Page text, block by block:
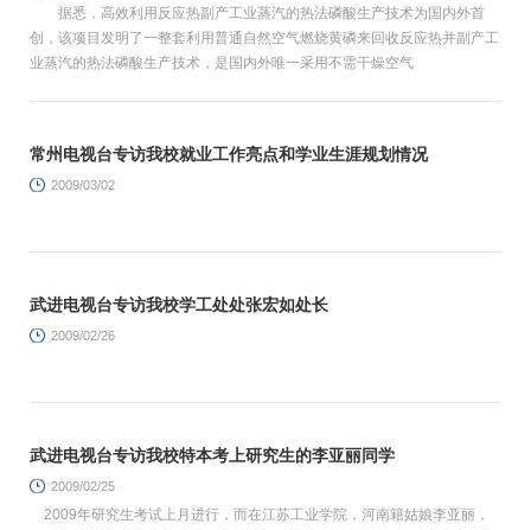
据悉，高效利用反应热副产工业蒸汽的热法磷酸生产技术为国内外首
创，该项目发明了一整套利用普通自然空气燃烧黄磷来回收反应热并副产工
业蒸汽的热法磷酸生产技术，是国内外唯一采用不需干燥空气
常州电视台专访我校就业工作亮点和学业生涯规划情况
2009/03/02
武进电视台专访我校学工处处张宏如处长
2009/02/26
武进电视台专访我校特本考上研究生的李亚丽同学
2009/02/25
2009年研究生考试上月进行，而在江苏工业学院，河南籍姑娘李亚丽，